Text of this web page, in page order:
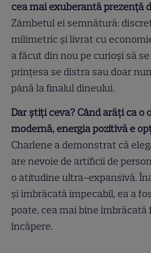
cea mai exuberantă prezență
Zâmbetul ei semnătură:
milimetric și livrat cu
a făcut din nou pe curioși să
prințesa se distra sau doar
până la finalul dineului.
Dar știți ceva? Când arăți ca o
modernă, energia pozitivă e
Charlene a demonstrat că
are nevoie de artificii de
o atitudine ultra-expansivă.
și îmbrăcată impecabil, ea a
poate, cea mai bine îmbrăcată
încăpere.